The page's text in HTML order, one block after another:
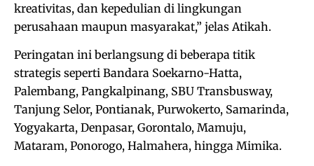
kreativitas, dan kepedulian di lingkungan
perusahaan maupun masyarakat,” jelas Atikah.
Peringatan ini berlangsung di beberapa titik
strategis seperti Bandara Soekarno-Hatta,
Palembang, Pangkalpinang, SBU Transbusway,
Tanjung Selor, Pontianak, Purwokerto, Samarinda,
Yogyakarta, Denpasar, Gorontalo, Mamuju,
Mataram, Ponorogo, Halmahera, hingga Mimika.